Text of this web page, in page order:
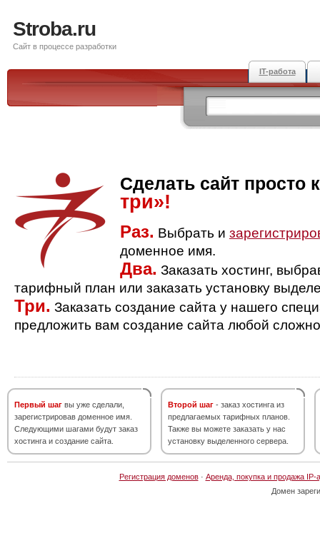
Stroba.ru
Сайт в процессе разработки
IT-работа
Сделать сайт просто
три»!
Раз. Выбрать и
доменное имя.
Два. Заказать хостинг,
тарифный план или заказать установку
Три. Заказать создание сайта у нашего
предложить вам создание сайта любой
Первый шаг вы уже сделали,
зарегистрировав доменное имя.
Следующими шагами будут заказ
хостинга и создание сайта.
Второй шаг - заказ хостинга из
предлагаемых тарифных планов.
Также вы можете заказать у нас
установку выделенного сервера.
Регистрация доменов· Аренда, покупка и продажа IP-
Домен